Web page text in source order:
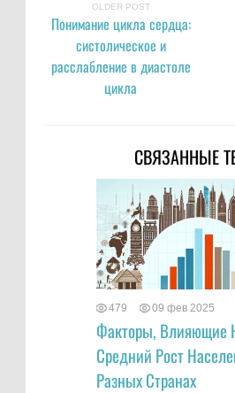
OLDER POST
Понимание цикла сердца:
систолическое и
расслабление в диастоле
цикла
СВЯЗАННЫЕ
479 09 фев 2025
Факторы, Влияющие
Средний Рост
Разных Странах